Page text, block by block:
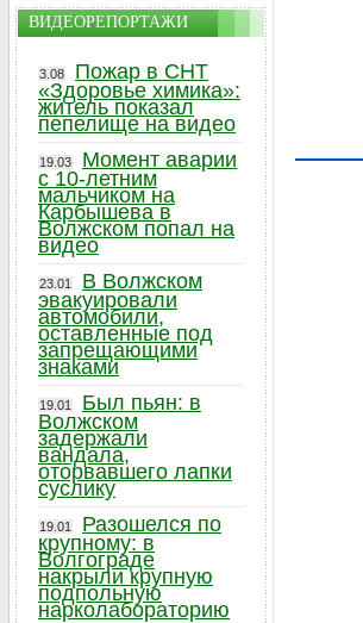
ВИДЕОРЕПОРТАЖИ
3.08
Пожар в СНТ
«Здоровье химика»:
житель показал
пепелище на видео
19.03
Момент аварии
с 10-летним
мальчиком на
Карбышева в
Волжском попал на
видео
23.01
В Волжском
эвакуировали
автомобили,
оставленные под
запрещающими
знаками
19.01
Был пьян: в
Волжском
задержали
вандала,
оторвавшего лапки
суслику
19.01
Разошелся по
крупному: в
Волгограде
накрыли крупную
подпольную
нарколабораторию